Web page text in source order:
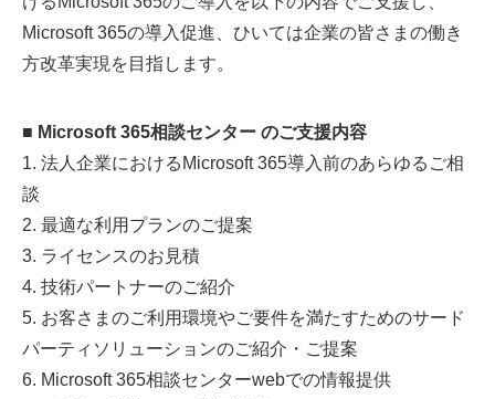
Microsoft 365の導入促進、ひいては企業の皆さまの働き
方改革実現を目指します。
■ Microsoft 365相談センター のご支援内容
1. 法人企業におけるMicrosoft 365導入前のあらゆるご相
談
2. 最適な利用プランのご提案
3. ライセンスのお見積
4. 技術パートナーのご紹介
5. お客さまのご利用環境やご要件を満たすためのサード
パーティソリューションのご紹介・ご提案
6. Microsoft 365相談センターwebでの情報提供